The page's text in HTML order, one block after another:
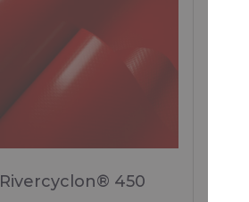
Rivercyclon® 450